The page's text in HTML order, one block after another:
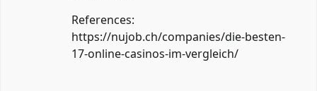
References:
https://nujob.ch/companies/die-besten-
17-online-casinos-im-vergleich/